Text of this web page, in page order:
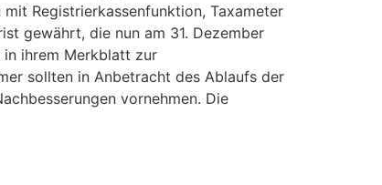
Registrierkassenfunktion, Taxameter
gewährt, die nun am 31. Dezember
in ihrem Merkblatt zur
sollten in Anbetracht des Ablaufs der
vornehmen. Die